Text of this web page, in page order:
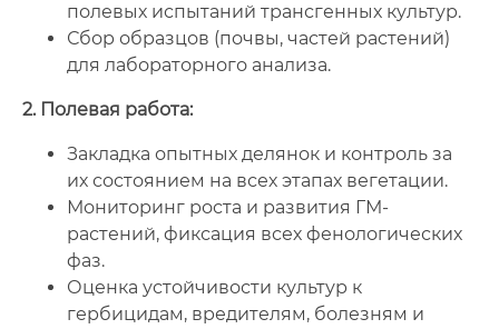
полевых испытаний трансгенных культур.
Сбор образцов (почвы, частей растений)
для лабораторного анализа.
2. Полевая работа:
Закладка опытных делянок и контроль за
их состоянием на всех этапах вегетации.
Мониторинг роста и развития ГМ-
растений, фиксация всех фенологических
фаз.
Оценка устойчивости культур к
гербицидам, вредителям, болезням и